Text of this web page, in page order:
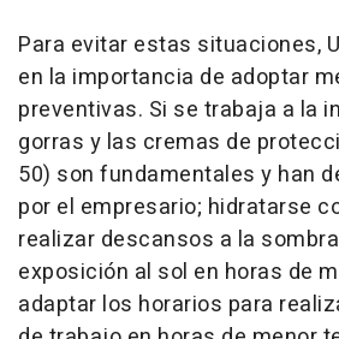
Para evitar estas situaciones,
en la importancia de adoptar
preventivas. Si se trabaja a la
gorras y las cremas de
50) son fundamentales y han
por el empresario; hidratarse
realizar descansos a la
exposición al sol en horas de
adaptar los horarios para